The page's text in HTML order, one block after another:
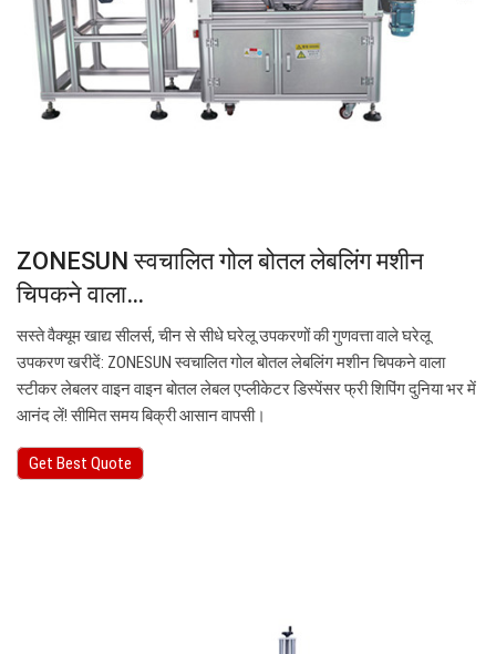
ZONESUN स्वचालित गोल बोतल लेबलिंग मशीन
चिपकने वाला…
सस्ते वैक्यूम खाद्य सीलर्स, चीन से सीधे घरेलू उपकरणों की गुणवत्ता वाले घरेलू
उपकरण खरीदें: ZONESUN स्वचालित गोल बोतल लेबलिंग मशीन चिपकने वाला
स्टीकर लेबलर वाइन वाइन बोतल लेबल एप्लीकेटर डिस्पेंसर फ्री शिपिंग दुनिया भर में
आनंद लें! सीमित समय बिक्री आसान वापसी।
Get Best Quote